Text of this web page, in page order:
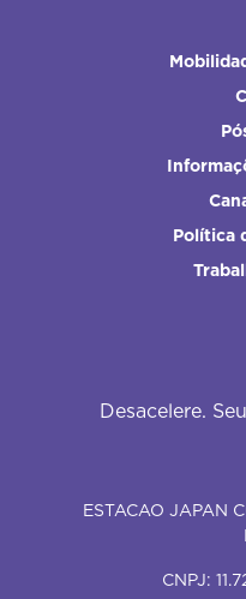
Política
Desacelere.
ESTACAO JAPAN
CNPJ: